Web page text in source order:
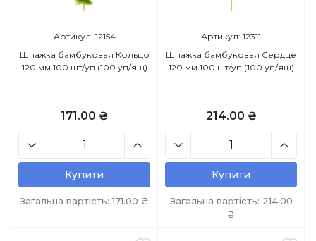
Артикул: 12154
Шпажка бамбуковая Кольцо
120 мм 100 шт/уп (100 уп/ящ)
171.00 ₴
Купити
Загальна вартість:171.00 ₴
Артикул: 12311
Шпажка бамбуковая Сердце
120 мм 100 шт/уп (100 уп/ящ)
214.00 ₴
Купити
Загальна вартість: 214.00
₴